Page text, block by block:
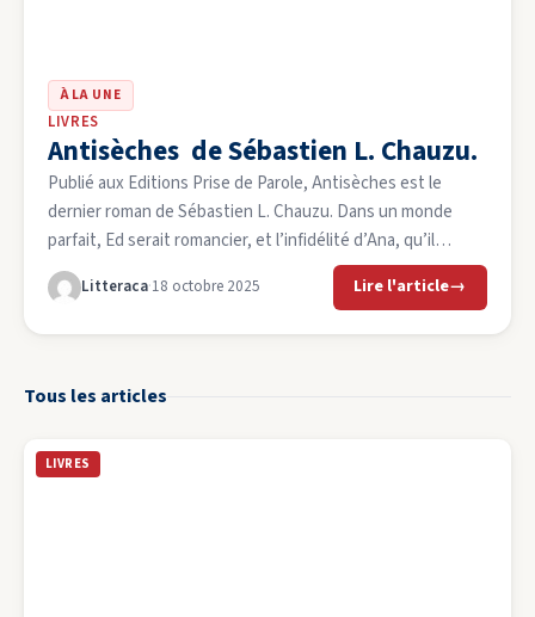
À LA UNE
LIVRES
Antisèches de Sébastien L. Chauzu.
Publié aux Editions Prise de Parole, Antisèches est le
dernier roman de Sébastien L. Chauzu. Dans un monde
parfait, Ed serait romancier, et l’infidélité d’Ana, qu’il
découvre en recevant une lettre anonyme, lui indiquerait
que son couple requiert toute son attention. Mais Ed est
Litteraca·18 octobre 2025 Lire l'article→
Tous les articles
LIVRES